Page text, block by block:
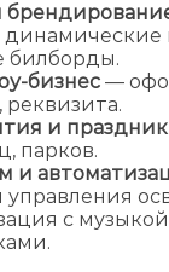
динамические
билборды.
бизнес —
и
парков.
и
управления
с